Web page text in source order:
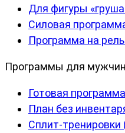
Для фигуры
Силовая
Программа на
Программы для мужчин
Готовая
План без
Сплит-тренировки